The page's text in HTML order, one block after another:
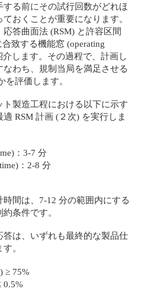
る前にその試行回数がどれほ
おくことが重要になります。
答曲面法 (RSM) と許容区間
致する機能窓 (operating
します。その過程で、計画し
わち、規制当局を満足させる
評価します。
製造工程における以下に示す
RSM 計画 (２次) を実行しま
：3-7 分
：2-8 分
時間は、7-12 分の範囲内にする
条件です。
答は、いずれも最終的な製品仕
。
≥ 75%
0.5%